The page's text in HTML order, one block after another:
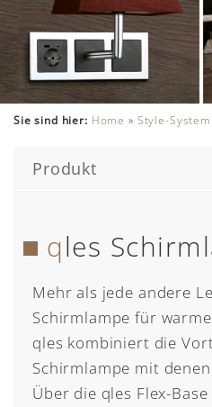
Sie sind hier: Home » Style-System
Produkt
qles
Mehr als jede andere
Schirmlampe für
qles kombiniert die
Schirmlampe mit
Über die qles Flex-